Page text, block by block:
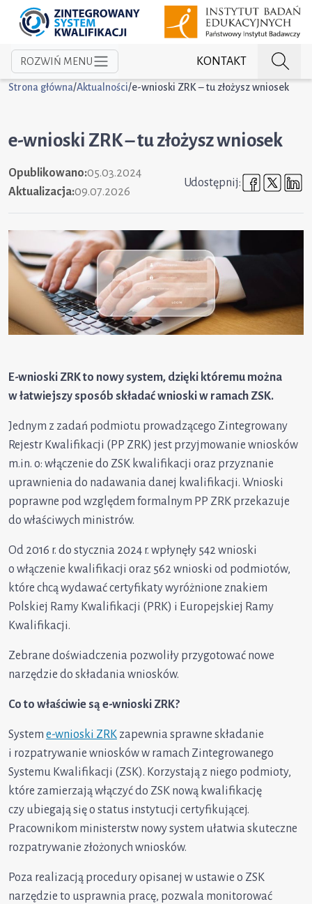
KONTAKT
ROZWIŃ MENU
Strona główna/Aktualności/e-wnioski ZRK – tu złożysz wniosek
e-wnioski ZRK – tu złożysz wniosek
Opublikowano:05.03.2024
Aktualizacja:09.07.2026
Udostępnij:
E-wnioski ZRK to nowy system, dzięki któremu można
w łatwiejszy sposób składać wnioski w ramach ZSK.
Jednym z zadań podmiotu prowadzącego Zintegrowany
Rejestr Kwalifikacji (PP ZRK) jest przyjmowanie wniosków
m.in. o: włączenie do ZSK kwalifikacji oraz przyznanie
uprawnienia do nadawania danej kwalifikacji. Wnioski
poprawne pod względem formalnym PP ZRK przekazuje
do właściwych ministrów.
Od 2016 r. do stycznia 2024 r. wpłynęły 542 wnioski
o włączenie kwalifikacji oraz 562 wnioski od podmiotów,
które chcą wydawać certyfikaty wyróżnione znakiem
Polskiej Ramy Kwalifikacji (PRK) i Europejskiej Ramy
Kwalifikacji.
Zebrane doświadczenia pozwoliły przygotować nowe
narzędzie do składania wniosków.
Co to właściwie są e-wnioski ZRK?
System e-wnioski ZRK zapewnia sprawne składanie
i rozpatrywanie wniosków w ramach Zintegrowanego
Systemu Kwalifikacji (ZSK). Korzystają z niego podmioty,
które zamierzają włączyć do ZSK nową kwalifikację
czy ubiegają się o status instytucji certyfikującej.
Pracownikom ministerstw nowy system ułatwia skuteczne
rozpatrywanie złożonych wniosków.
Poza realizacją procedury opisanej w ustawie o ZSK
narzędzie to usprawnia pracę, pozwala monitorować